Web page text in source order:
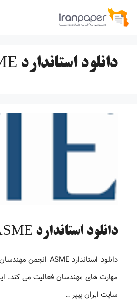
پرش
دانلود استاندارد ASME
دانلود استاندارد ASME
سایت ایران پیپر …